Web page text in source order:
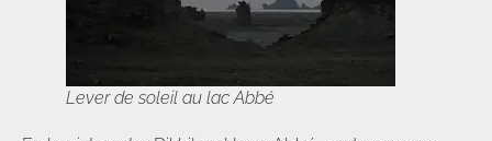
Lever de soleil au lac Abbé